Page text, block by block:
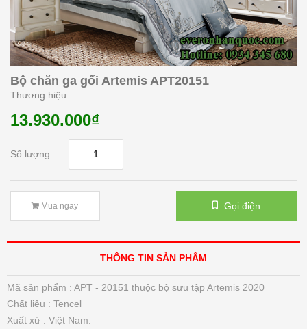
Bộ chăn ga gối Artemis APT20151
Thương hiệu :
13.930.000₫
Số lượng
Mua ngay Gọi điện
THÔNG TIN SẢN PHẨM
Mã sản phẩm : APT - 20151 thuộc bộ sưu tập Artemis 2020
Chất liệu : Tencel
Xuất xứ : Việt Nam.
6.200.000₫